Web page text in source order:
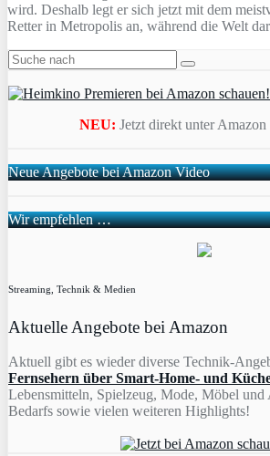
wird. Deshalb legt er sich jetzt mit dem
Retter in Metropolis an, während die Welt
NEU: Jetzt direkt unter
Neue Angebote bei Amazon Video
Wir empfehlen …
Streaming, Technik & Medien
Aktuelle Angebote bei Amazon
Aktuell gibt es wieder diverse Technik-
Fernsehern über Smart-Home- und
Lebensmitteln, Spielzeug, Mode, Möbel und
Bedarfs sowie vielen weiteren Highlights!